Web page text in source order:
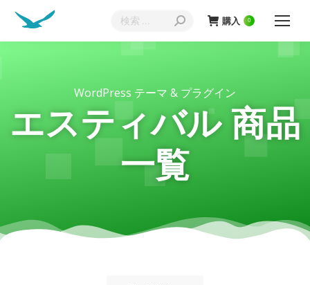
購入 0
WordPress テーマ & プラグイン
エスティバル 商品
一覧